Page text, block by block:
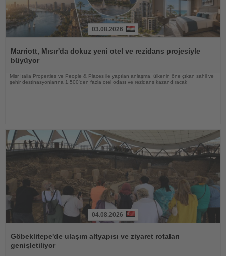
Oku
03.08.2026
Marriott, Mısır'da dokuz yeni otel ve rezidans projesiyle
büyüyor
Misr Italia Properties ve People & Places ile yapılan anlaşma, ülkenin öne çıkan sahil ve
şehir destinasyonlarına 1.500'den fazla otel odası ve rezidans kazandıracak
Oku
04.08.2026
Göbeklitepe'de ulaşım altyapısı ve ziyaret rotaları
genişletiliyor